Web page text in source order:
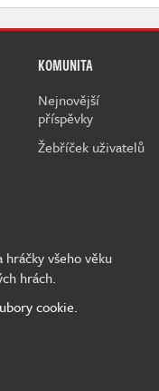
KOMUNITA
Nejnovější
příspěvky
Žebříček uživatelů
všeho věku
hrách.
cookie.